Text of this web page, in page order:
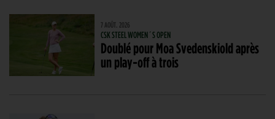
7 AOÛT. 2026
CSK STEEL WOMEN´S OPEN
Doublé pour Moa Svedenskiold après
un play-off à trois